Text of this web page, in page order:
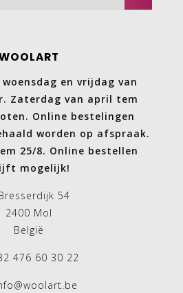
en vrijdag van
Zaterdag van april tem
Online bestelingen
worden op afspraak.
25/8. Online bestellen
mogelijk!
54
2400 Mol
België
476 60 30 22